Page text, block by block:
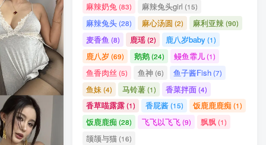
1 1p狼 微密圈合集[持续更新]
微密圈圈主合集打包下载 持续更新中
3 抖音 VC 微密圈 嘉宾付费帖 NO.002期 【15P3V 最新至：2023.8.4
4 保守的二舅妈-微密圈合集[9套][持续更新]
5 抖音 拉面熊 微密圈 视频 NO.017期 【20P3V】最新至：2024.11.12
6 抖音 白龙猫女 微密圈 NO.003期 【25P】
麻辣奶兔(83) 麻辣兔头girl (15)
麻辣兔头(28) 麻心汤圆 (2) 麻利亚辣 (90)
麦香鱼 (8) 鹿瑶(2) 鹿八岁baby (1)
鹿八岁 (69) 鹅鹅(24) 鳗鱼霏儿(1)
鱼香肉丝 (5) 鱼神 (6) 鱼子酱Fish(7)
鱼妹 (4) 马铃薯(1) 香菜拌面(4)
香草喵露露(1) 香屁酱(15) 饭鹿鹿鹿痴 (1)
饭鹿鹿痴 (28) 飞飞以飞飞(9) 飘飘(1)
颉颉与猫(16)
VIP会员限时特惠中...